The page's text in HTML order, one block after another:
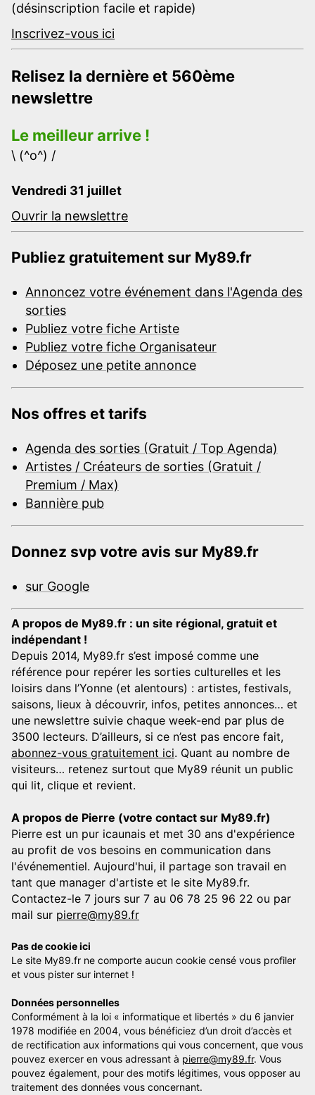
(désinscription facile et rapide)
Inscrivez-vous ici
Relisez la dernière et 560ème
newslettre
Le meilleur arrive !
\ (^o^) /
Vendredi 31 juillet
Ouvrir la newslettre
Publiez gratuitement sur My89.fr
Annoncez votre événement dans l'Agenda des
sorties
Publiez votre fiche Artiste
Publiez votre fiche Organisateur
Déposez une petite annonce
Nos offres et tarifs
Agenda des sorties (Gratuit / Top Agenda)
Artistes / Créateurs de sorties (Gratuit /
Premium / Max)
Bannière pub
Donnez svp votre avis sur My89.fr
sur Google
A propos de My89.fr : un site régional, gratuit et
indépendant !
Depuis 2014, My89.fr s’est imposé comme une
référence pour repérer les sorties culturelles et les
loisirs dans l’Yonne (et alentours) : artistes, festivals,
saisons, lieux à découvrir, infos, petites annonces… et
une newslettre suivie chaque week-end par plus de
3500 lecteurs. D’ailleurs, si ce n’est pas encore fait,
abonnez-vous gratuitement ici. Quant au nombre de
visiteurs… retenez surtout que My89 réunit un public
qui lit, clique et revient.
A propos de Pierre (votre contact sur My89.fr)
Pierre est un pur icaunais et met 30 ans d'expérience
au profit de vos besoins en communication dans
l'événementiel. Aujourd'hui, il partage son travail en
tant que manager d'artiste et le site My89.fr.
Contactez-le 7 jours sur 7 au 06 78 25 96 22 ou par
mail sur pierre@my89.fr
Pas de cookie ici
Le site My89.fr ne comporte aucun cookie censé vous profiler
et vous pister sur internet !
Données personnelles
Conformément à la loi « informatique et libertés » du 6 janvier
1978 modifiée en 2004, vous bénéficiez d’un droit d’accès et
de rectification aux informations qui vous concernent, que vous
pouvez exercer en vous adressant à pierre@my89.fr. Vous
pouvez également, pour des motifs légitimes, vous opposer au
traitement des données vous concernant.